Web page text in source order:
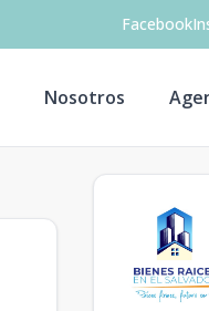
Facebook
Nosotros